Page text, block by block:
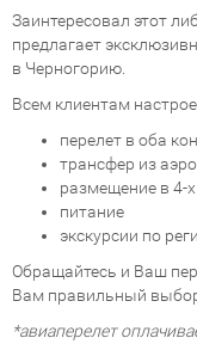
Заинтересовал этот
предлагает
в Черногорию.
Всем клиентам
перелет в оба
трансфер из
размещение в 4-
питание
экскурсии по
Обращайтесь и Ваш
Вам правильный
*авиаперелет